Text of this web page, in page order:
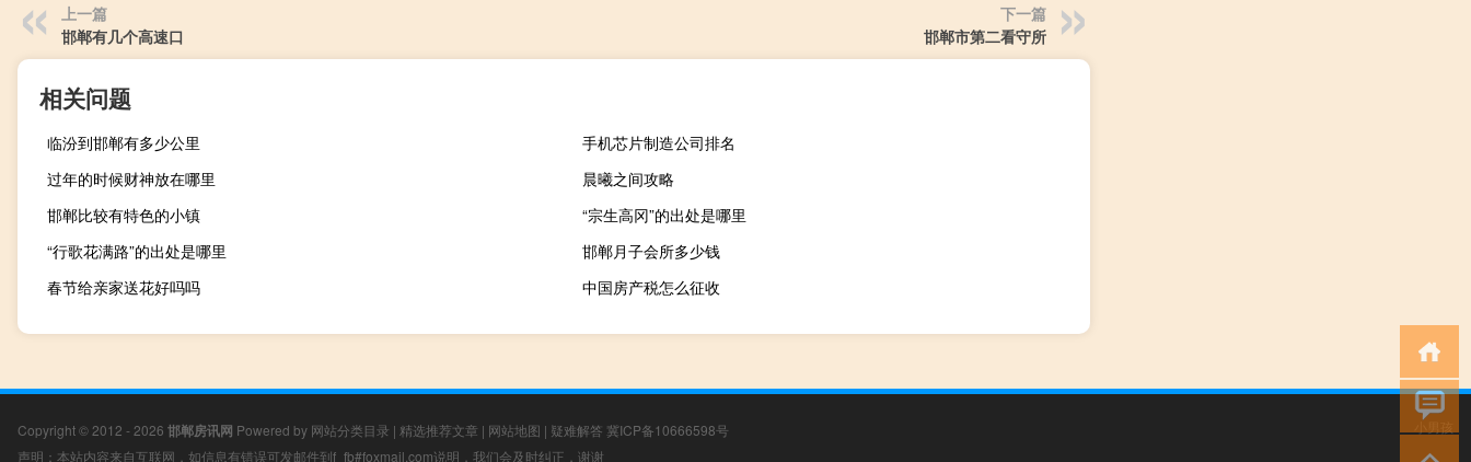
上一篇
邯郸有几个高速口
下一篇
邯郸市第二看守所
相关问题
临汾到邯郸有多少公里
手机芯片制造公司排名
过年的时候财神放在哪里
晨曦之间攻略
邯郸比较有特色的小镇
“宗生高冈”的出处是哪里
“行歌花满路”的出处是哪里
邯郸月子会所多少钱
春节给亲家送花好吗吗
中国房产税怎么征收
Copyright © 2012 - 2026 邯郸房讯网 Powered by 网站分类目录 | 精选推荐文章 | 网站地图 | 疑难解答 冀ICP备10666598号
声明：本站内容来自互联网，如信息有错误可发邮件到f_fb#foxmail.com说明，我们会及时纠正，谢谢
小男孩